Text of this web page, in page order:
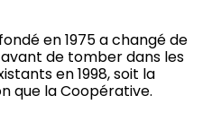
en 1975 a changé de
de tomber dans les
en 1998, soit la
que la Coopérative.